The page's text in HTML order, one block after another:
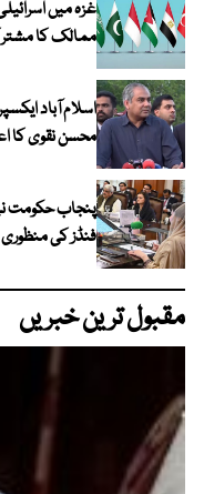
ممالک کا
اسلام آباد
محسن نقوی کا
فنڈز کی
مقبول ترین خبریں